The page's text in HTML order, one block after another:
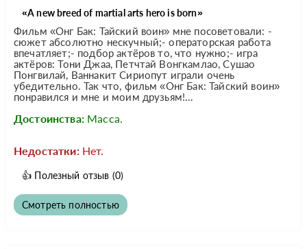
«A new breed of martial arts hero is born»
Фильм «Онг Бак: Тайский воин» мне посоветовали: -
сюжет абсолютно нескучный;- операторская работа
впечатляет;- подбор актёров то, что нужно;- игра
актёров: Тони Джаа, Петчтай Вонгкамлао, Сушао
Понгвилай, Ваннакит Сириопут играли очень
убедительно. Так что, фильм «Онг Бак: Тайский воин»
понравился и мне и моим друзьям!...
Достоинства: Масса.
Недостатки: Нет.
👍 Полезный отзыв (0)
Смотреть полностью